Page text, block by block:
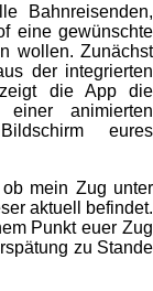
Bahnreisenden,
eine gewünschte
wollen. Zunächst
der integrierten
die App die
animierten
eures
mein Zug unter
aktuell befindet.
Punkt euer Zug
zu Stande